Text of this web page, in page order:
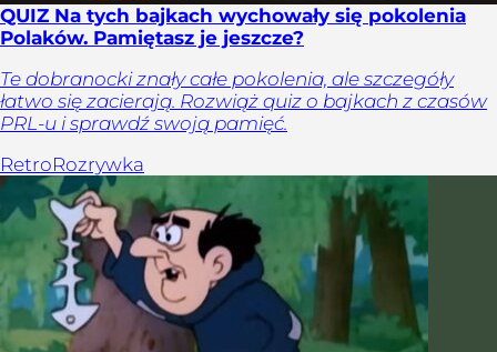
QUIZ Na tych bajkach wychowały się pokolenia
Polaków. Pamiętasz je jeszcze?
Te dobranocki znały całe pokolenia, ale szczegóły
łatwo się zacierają. Rozwiąż quiz o bajkach z czasów
PRL-u i sprawdź swoją pamięć.
RetroRozrywka